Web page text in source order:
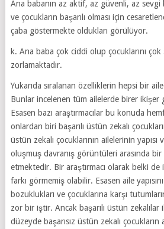
Ana babanın az aktif, az güvenli, az sevgi
ve çocukların başarılı olması için
çaba göstermekte oldukları görülüyor.
k. Ana baba çok ciddi olup çocuklarını çok
zorlamaktadır.
Yukarıda sıralanan özelliklerin hepsi bir
Bunlar incelenen tüm ailelerde birer ikişer
Esasen bazı araştırmacılar bu konuda
onlardan biri başarılı üstün zekalı
üstün zekalı çocuklarının ailelerinin yapısı
oluşmuş davranış görüntüleri arasında bir
etmektedir. Bir araştırmacı olarak belki de
farkı görmemiş olabilir. Esasen aile
bozuklukları ve çocuklarına karşı
zor bir iştir. Ancak başarılı üstün zekalılar
düzeyde başarısız üstün zekalı çocukların